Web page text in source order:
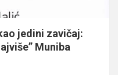
jedini zavičaj:
Muniba